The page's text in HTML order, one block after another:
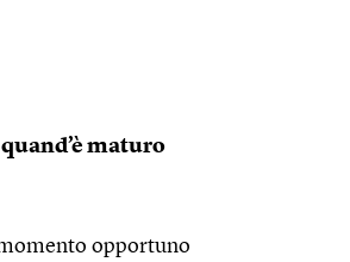
maturo
opportuno